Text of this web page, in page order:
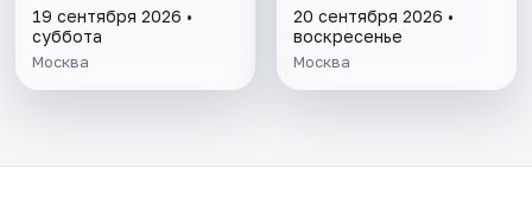
19 сентября 2026 •
суббота
Москва
20 сентября 2026 •
воскресенье
Москва